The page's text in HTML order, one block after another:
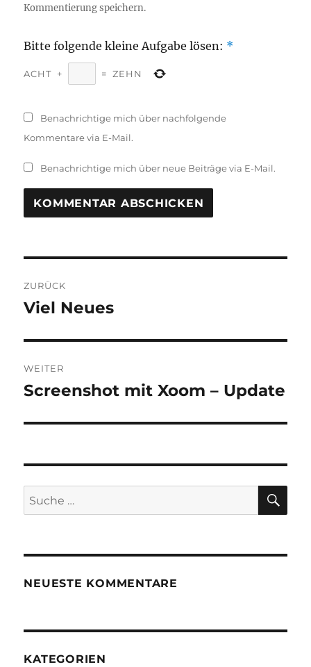
Kommentierung speichern.
Bitte folgende kleine Aufgabe lösen: *
ACHT + = ZEHN
Benachrichtige mich über nachfolgende
Kommentare via E-Mail.
Benachrichtige mich über neue Beiträge via E-Mail.
ZURÜCK
Vorheriger
Viel Neues
WEITER
Nächster
Screenshot mit Xoom – Update
Suche
nach:
NEUESTE KOMMENTARE
KATEGORIEN